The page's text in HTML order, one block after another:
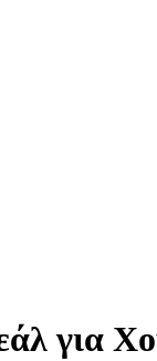
για